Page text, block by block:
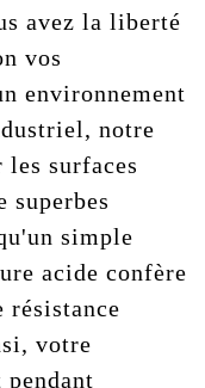
avez la liberté
vos
environnement
notre
surfaces
superbes
simple
acide confère
résistance
votre